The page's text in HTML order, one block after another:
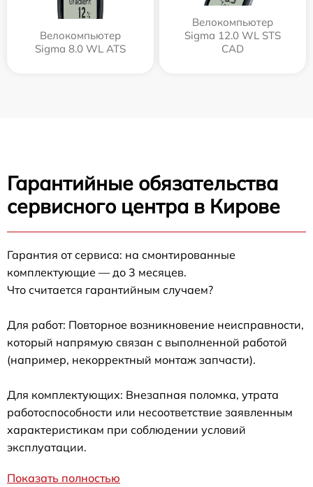
Велокомпьютер
Sigma 8.0 WL ATS
Велокомпьютер
Sigma 12.0 WL STS
CAD
Гарантийные обязательства
сервисного центра в Кирове
Гарантия от сервиса: на смонтированные
комплектующие — до 3 месяцев.
Что считается гарантийным случаем?
Для работ: Повторное возникновение неисправности,
который напрямую связан с выполненной работой
(например, некорректный монтаж запчасти).
Для комплектующих: Внезапная поломка, утрата
работоспособности или несоответствие заявленным
характеристикам при соблюдении условий
эксплуатации.
Показать полностью